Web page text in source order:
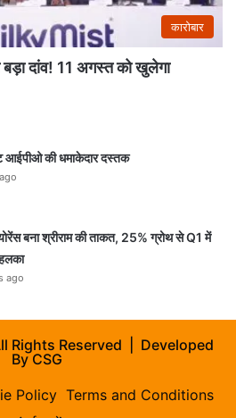
कारोबार
बड़ा दांव! 11 अगस्त को खुलेगा
आईपीओ की धमाकेदार दस्तक
बना श्रीराम की ताकत, 25% ग्रोथ से Q1 में
ago
Rights Reserved | Developed
ByCSG
Policy Terms and Conditions